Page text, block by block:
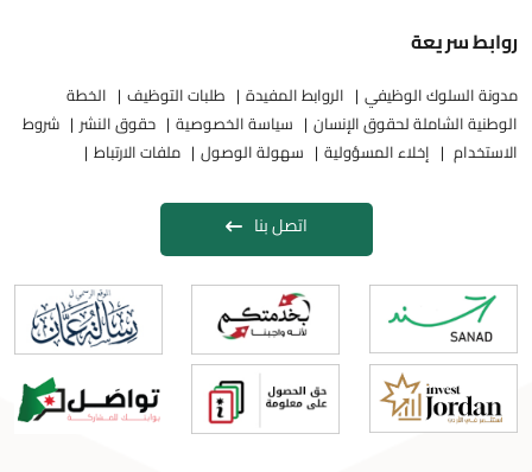
روابط سريعة
مدونة السلوك الوظيفي الروابط المفيدة طلبات التوظيف
الخطة
الوطنية الشاملة لحقوق الإنسان
سياسة الخصوصية حقوق النشر
شروط
الاستخدام
إخلاء المسؤولية سهولة الوصول ملفات الارتباط
اتصل بنا